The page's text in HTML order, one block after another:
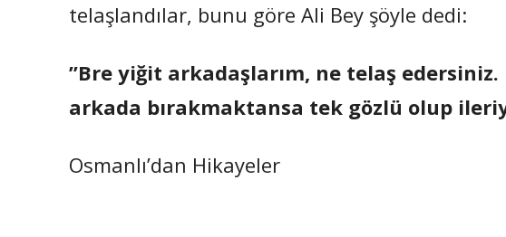
telaşlandılar, bunu göre Ali Bey şöyle dedi:
”Bre yiğit arkadaşlarım, ne telaş
arkada bırakmaktansa tek gözlü olup
Osmanlı’dan Hikayeler